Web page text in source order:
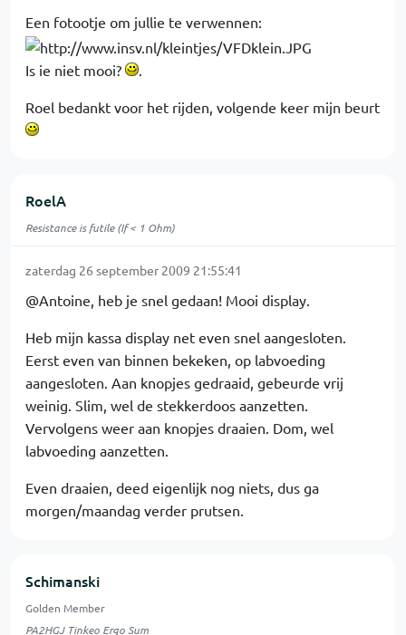
Een fotootje om jullie te verwennen:
Is ie niet mooi?
Roel bedankt voor het rijden, volgende keer mijn beurt
RoelA
Resistance is futile (If < 1 Ohm)
zaterdag 26 september 2009 21:55:41
@Antoine, heb je snel gedaan! Mooi display.
Heb mijn kassa display net even snel aangesloten.
Eerst even van binnen bekeken, op labvoeding
aangesloten. Aan knopjes gedraaid, gebeurde vrij
weinig. Slim, wel de stekkerdoos aanzetten.
Vervolgens weer aan knopjes draaien. Dom, wel
labvoeding aanzetten.
Even draaien, deed eigenlijk nog niets, dus ga
morgen/maandag verder prutsen.
Schimanski
Golden Member
PA2HGJTinkeo Ergo Sum